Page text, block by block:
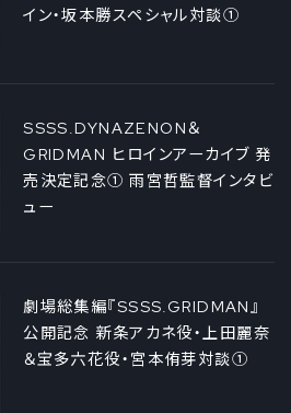
イン・坂本勝スペシャル対談①
SSSS.DYNAZENON＆
GRIDMAN ヒロインアーカイブ 発
売決定記念① 雨宮哲監督インタビ
ュー
劇場総集編『SSSS.GRIDMAN』
公開記念 新条アカネ役・上田麗奈
＆宝多六花役・宮本侑芽対談①